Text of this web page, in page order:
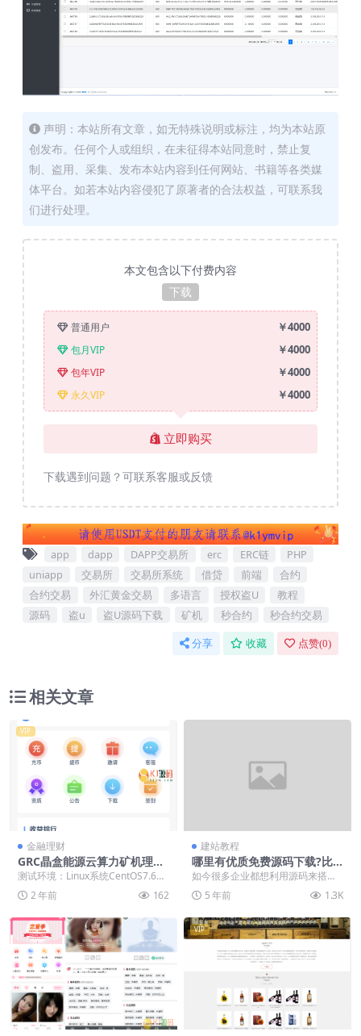
声明：本站所有文章，如无特殊说明或标注，均为本站原
创发布。任何个人或组织，在未征得本站同意时，禁止复
制、盗用、采集、发布本站内容到任何网站、书籍等各类媒
体平台。如若本站内容侵犯了原著者的合法权益，可联系我
们进行处理。
本文包含以下付费内容
下载
普通用户 ￥4000
包月VIP ￥4000
包年VIP ￥4000
永久VIP ￥4000
立即购买
下载遇到问题？可联系客服或反馈
app dapp DAPP交易所 erc ERC链
PHP
uniapp
交易所 交易所系统 借贷 前端
合约
合约交易
外汇黄金交易 多语言 授权盗U
教程
源码
盗u 盗U源码下载 矿机 秒合约 秒合约交易
分享 收藏 点赞(0)
相关文章
VIP
金融理财
GRC晶盒能源云算力矿机理财
系统/Grcnyst云算力矿机/区
块链云算力矿机/余额宝理财/
虚拟币交易市场/前端html+后
测试环境：Linux系统CentOS7.6、
宝塔、PHP7.2、MySQL5.6...
2 年前 162
建站教程
哪里有优质免费源码下载?比
如商城源码？理财源码？「站
长推荐」
如今很多企业都想利用源码来搭建
属于自己的商城系统，理财系统等
但目前市面上的源码有...
5 年前 1.3K
VIP